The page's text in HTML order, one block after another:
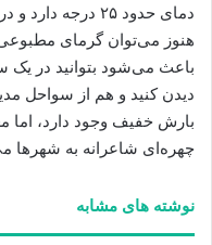
دمای حدود ۲۵
هنوز می‌توان گرمای
باعث می‌شود بتوانید در یک
دیدن کنید و هم از سواحل
بارش خفیف وجود دارد، اما
چهره‌ای شاعرانه به شهرها
نوشته های مشابه